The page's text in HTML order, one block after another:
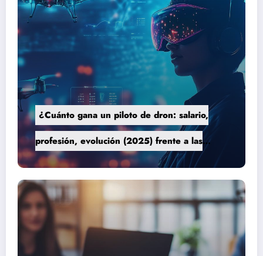
¿Cuánto gana un piloto de dron: salario,
profesión, evolución (2025) frente a las
nuevas tecnologías autónomas